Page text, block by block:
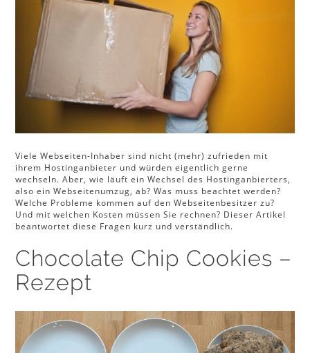
Viele Webseiten-Inhaber sind nicht (mehr) zufrieden mit
ihrem Hostinganbieter und würden eigentlich gerne
wechseln. Aber, wie läuft ein Wechsel des Hostinganbierters,
also ein Webseitenumzug, ab? Was muss beachtet werden?
Welche Probleme kommen auf den Webseitenbesitzer zu?
Und mit welchen Kosten müssen Sie rechnen? Dieser Artikel
beantwortet diese Fragen kurz und verständlich.
Chocolate Chip Cookies –
Rezept